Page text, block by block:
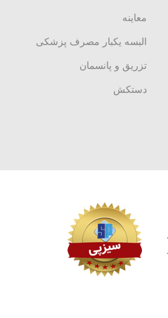
معاینه
البسه یکبار مصرف پزشکی
تزریق و پانسمان
دستکش